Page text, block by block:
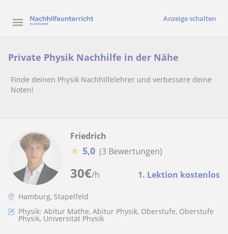
Anzeige schalten
Private Physik Nachhilfe in der Nähe
Finde deinen Physik Nachhilfelehrer und verbessere deine
Noten!
30€/h 1. Lektion kostenlos
Friedrich
★ 5,0 (3 Bewertungen)
Hamburg, Stapelfeld
Physik: Abitur Mathe, Abitur Physik, Oberstufe, Oberstufe
Physik, Universität Physik